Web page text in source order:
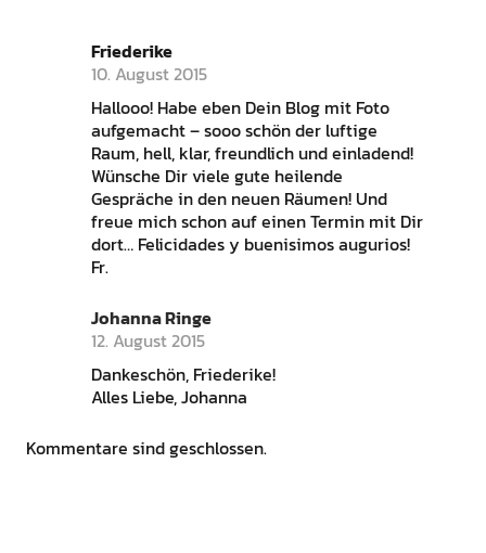
Friederike
10. August 2015
Hallooo! Habe eben Dein Blog mit Foto
aufgemacht – sooo schön der luftige
Raum, hell, klar, freundlich und einladend!
Wünsche Dir viele gute heilende
Gespräche in den neuen Räumen! Und
freue mich schon auf einen Termin mit Dir
dort… Felicidades y buenisimos augurios!
Fr.
Johanna Ringe
12. August 2015
Dankeschön, Friederike!
Alles Liebe, Johanna
Kommentare sind geschlossen.